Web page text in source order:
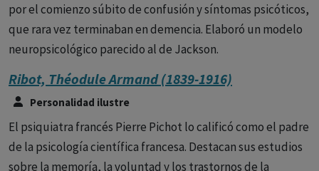
por el comienzo súbito de confusión y síntomas psicóticos,
que rara vez terminaban en demencia. Elaboró un modelo
neuropsicológico parecido al de Jackson.
Ribot, Théodule Armand (1839-1916)
Personalidad ilustre
El psiquiatra francés Pierre Pichot lo calificó como el padre
de la psicología científica francesa. Destacan sus estudios
sobre la memoría, la voluntad y los trastornos de la